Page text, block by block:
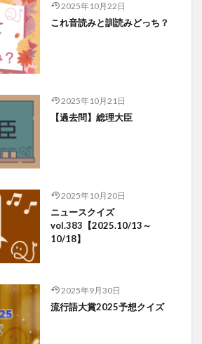
2025年10月22日
これ音読みと訓読みどっち？
2025年10月21日
【過去問】総理大臣
2025年10月20日
ニュースクイズ
vol.383【2025.10/13～
10/18】
2025年9月30日
流行語大賞2025予想クイズ